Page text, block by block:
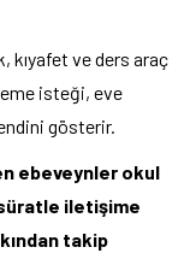
kıyafet ve ders araç
isteği, eve
gösterir.
ebeveynler okul
iletişime
takip